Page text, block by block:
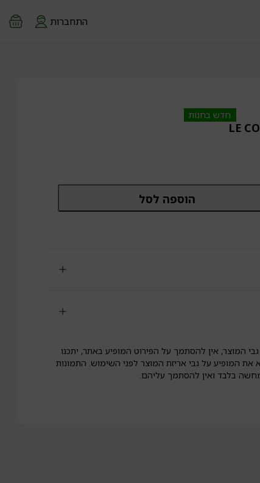
התחברות
חדש בחנות
הוספה לסל
המוצר, אין להסתמך על הפירוט המופיע באתר, יתכנו
את המופיע על גבי אריזת המוצר לפני השימוש. התמונות
בלבד ואין להסתמך עליהם.